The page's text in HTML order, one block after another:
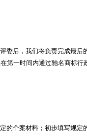
委后，我们将负责完成最后
第一时间内通过驰名商标行
个案材料；初步填写规定